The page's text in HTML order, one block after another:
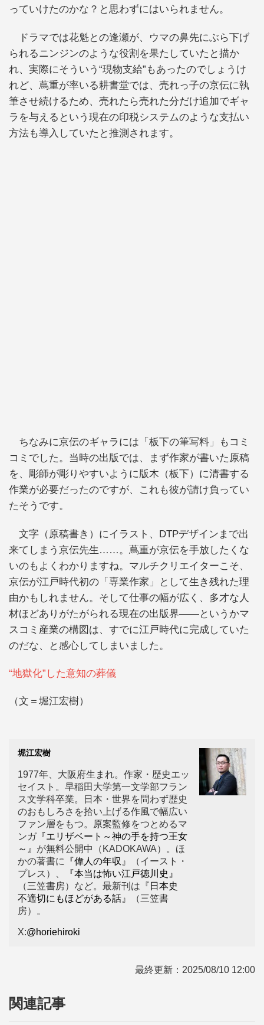
っていけたのかな？と思わずにはいられません。
ドラマでは花魁との逢瀬が、ウマの鼻先にぶら下げ
られるニンジンのような役割を果たしていたと描か
れ、実際にそういう“現物支給”もあったのでしょうけ
れど、蔦重が率いる耕書堂では、売れっ子の京伝に執
筆させ続けるため、売れたら売れた分だけ追加でギャ
ラを与えるという現在の印税システムのような支払い
方法も導入していたと推測されます。
ちなみに京伝のギャラには「板下の筆写料」もコミ
コミでした。当時の出版では、まず作家が書いた原稿
を、彫師が彫りやすいように版木（板下）に清書する
作業が必要だったのですが、これも彼が請け負ってい
たそうです。
文字（原稿書き）にイラスト、DTPデザインまで出
来てしまう京伝先生……。蔦重が京伝を手放したくな
いのもよくわかりますね。マルチクリエイターこそ、
京伝が江戸時代初の「専業作家」として生き残れた理
由かもしれません。そして仕事の幅が広く、多才な人
材ほどありがたがられる現在の出版界――というかマ
スコミ産業の構図は、すでに江戸時代に完成していた
のだな、と感心してしまいました。
“地獄化”した意知の葬儀
（文＝堀江宏樹）
堀江宏樹
1977年、大阪府生まれ。作家・歴史エッ
セイスト。早稲田大学第一文学部フラン
ス文学科卒業。日本・世界を問わず歴史
のおもしろさを拾い上げる作風で幅広い
ファン層をもつ。原案監修をつとめるマ
ンガ『エリザベート～神の手を持つ王女
～』 が無料公開中（KADOKAWA）。ほ
かの著書に
『偉人の年収』
（イースト・
プレス）、
『本当は怖い江戸徳川史』
（三笠書房）など。最新刊は 『日本史
不適切にもほどがある話』
（三笠書
房）。
X:@horiehiroki
最終更新： 2025/08/10 12:00
関連記事